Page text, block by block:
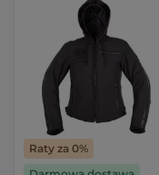
Raty za 0%